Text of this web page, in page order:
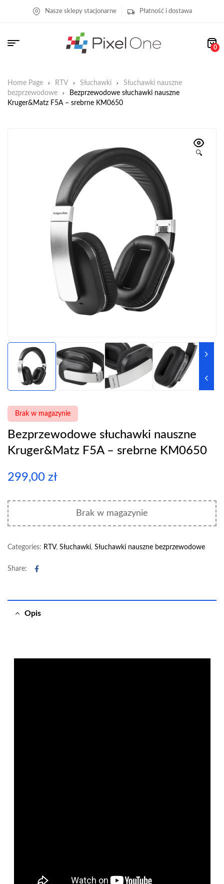
Nasze sklepy stacjonarne Płatność i dostawa
0
Home Page RTV Słuchawki
Słuchawki nauszne
bezprzewodowe
Bezprzewodowe słuchawki nauszne
Kruger&Matz F5A – srebrne KM0650
🔍
Brak w magazynie
Bezprzewodowe słuchawki nauszne
Kruger&Matz F5A – srebrne KM0650
299,00 zł
Brak w magazynie
Categories: RTV, Słuchawki, Słuchawki nauszne bezprzewodowe
Share: Facebook
Opis